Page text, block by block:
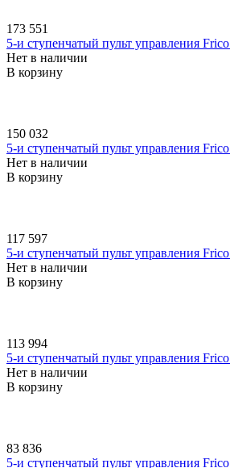
173 551
5-и ступенчатый пульт управления
Нет в наличии
В корзину
150 032
5-и ступенчатый пульт управления
Нет в наличии
В корзину
117 597
5-и ступенчатый пульт управления
Нет в наличии
В корзину
113 994
5-и ступенчатый пульт управления
Нет в наличии
В корзину
83 836
5-и ступенчатый пульт управления